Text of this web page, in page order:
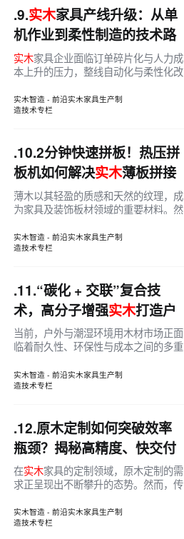
.9.实木家具产线升级：从单
机作业到柔性制造的技术路
径！
实木家具企业面临订单碎片化与人力成
本上升的压力，整线自动化与柔性化改
径。
实木智造 - 前沿实木家具生产制
造技术专栏
.10.2分钟快速拼板！热压拼
板机如何解决实木薄板拼接
难题？
薄木以其轻盈的质感和天然的纹理，成
为家具及装饰板材领域的重要材料。然
中的拼接工序一直是困扰生产者的技术
难点。传统薄板拼接方式常面
实木智造 - 前沿实木家具生产制
造技术专栏
.11.“碳化 + 交联”复合技
术，高分子增强实木打造户
外与室内潮湿空间专用材！
当前，户外与潮湿环境用木材市场正面
临着耐久性、环保性与成本之间的多重
质感和美感深受人们喜爱，但在户外和
潮湿环境中，木材的变形、开裂、易
实木智造 - 前沿实木家具生产制
造技术专栏
.12.原木定制如何突破效率
瓶颈？揭秘高精度、快交付
的现代榫卯工艺链！
在实木家具的定制领域，原木定制的需
求正呈现出不断攀升的态势。然而，传
战，这不仅制约了生产效率，也影响了
企业的市场竞争力。本文将探讨如何通
实木智造 - 前沿实木家具生产制
造技术专栏